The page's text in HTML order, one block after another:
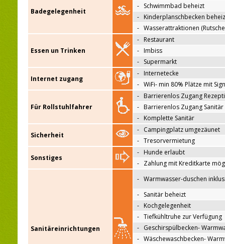
Badegelegenheit
- Schwimmbad beheizt
- Kinderplanschbecken
- Wasserattraktionen
Essen un Trinken
- Restaurant
- Imbiss
- Supermarkt
Internet zugang
- Internetecke
- WiFi- min 80% Plätze mit
Für Rollstuhlfahrer
- Barrierenlos Zugang
- Barrierenlos Zugang Sanitär
- Komplette Sanitär
Sicherheit
- Campingplatz umgezäunet
- Tresorvermietung
Sonstiges
- Hunde erlaubt
- Zahlung mit Kreditkarte
Sanitäreinrichtungen
- Warmwasser-duschen
- Sanitär beheizt
- Kochgelegenheit
- Tiefkühltruhe zur Verfügung
- Geschirspülbecken-
- Wäschewaschbecken-